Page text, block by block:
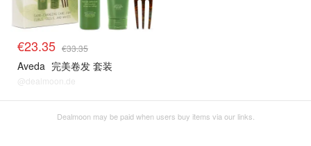
€23.35 €33.35
Aveda 完美卷发 套装
@dealmoon.de
Dealmoon may be paid when users buy items via our links.